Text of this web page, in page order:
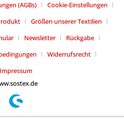
(AGBs)
Cookie-Einstellungen
Größen unserer Textilien
Newsletter
Rückgabe
Widerrufsrecht
Impressum